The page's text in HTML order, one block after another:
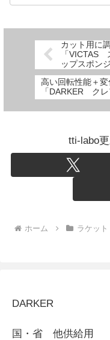
カット用に
「VICTAS
ップスポン
高い回転性能＋
「DARKER ク
tti-labo
ホーム ラケッ
DARKER
国・省 他供給用